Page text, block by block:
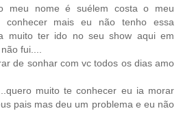
meu nome é suélem costa o meu
mais eu não tenho essa
muito ter ido no seu show aqui em
fui....
de sonhar com vc todos os dias amo
muito te conhecer eu ia morar
pais mas deu um problema e eu não